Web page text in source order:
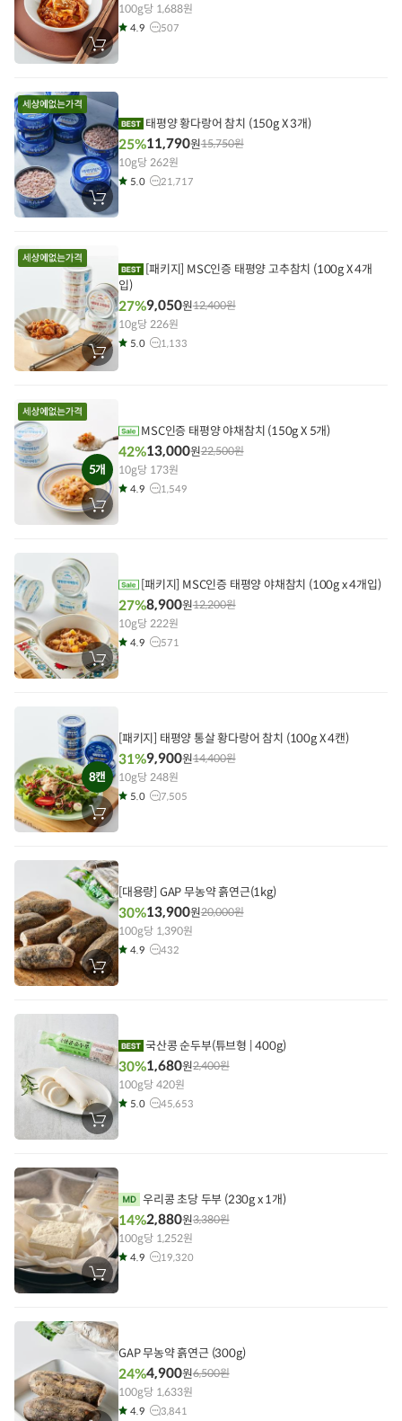
장
바
에
담
100g당 1,688원
4.9 507
장
바
태평양 황다랑어 참치 (150g X 3개)
25%11,790원15,750원
10g당 262원
5.0 21,717
장
바
[패키지] MSC인증 태평양 고추참치 (100g X 4개
입)
27%9,050원12,400원
10g당 226원
5.0 1,133
5개
장
바
MSC인증 태평양 야채참치 (150g X 5개)
42%13,000원22,500원
10g당 173원
4.9 1,549
장
바
기
[패키지] MSC인증 태평양 야채참치 (100g x 4개입)
27%8,900원12,200원
10g당 222원
4.9 571
8캔
장
바
에
담
기
[패키지] 태평양 통살 황다랑어 참치 (100g X 4캔)
31%9,900원14,400원
10g당 248원
5.0 7,505
장
바
에
기
[대용량] GAP 무농약 흙연근(1kg)
30%13,900원20,000원
100g당 1,390원
4.9 432
장
바
에
담
기
국산콩 순두부(튜브형 | 400g)
30%1,680원2,400원
100g당 420원
5.0 45,653
장
바
에
담
기
우리콩 초당 두부 (230g x 1개)
14%2,880원3,380원
100g당 1,252원
4.9 19,320
GAP 무농약 흙연근 (300g)
24%4,900원6,500원
100g당 1,633원
4.9 3,841